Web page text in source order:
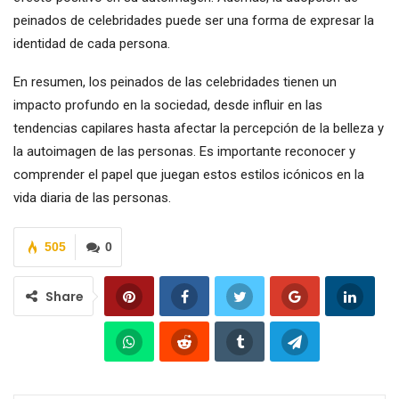
peinados de celebridades puede ser una forma de expresar la
identidad de cada persona.
En resumen, los peinados de las celebridades tienen un
impacto profundo en la sociedad, desde influir en las
tendencias capilares hasta afectar la percepción de la belleza y
la autoimagen de las personas. Es importante reconocer y
comprender el papel que juegan estos estilos icónicos en la
vida diaria de las personas.
0
505
Share